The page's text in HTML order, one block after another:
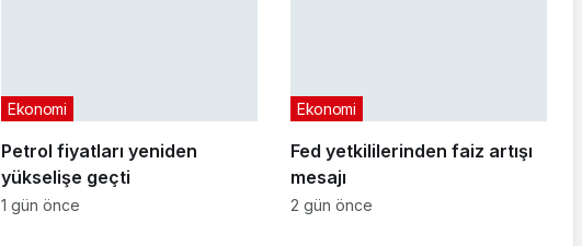
Petrol fiyatları yeniden
yükselişe geçti
Ekonomi
1 gün önce
Fed yetkililerinden faiz artışı
mesajı
Ekonomi
2 gün önce